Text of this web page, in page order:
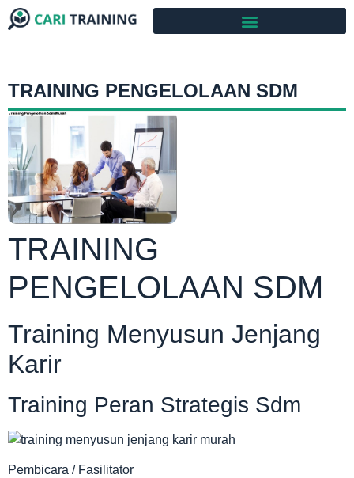
TRAINING PENGELOLAAN SDM
TRAINING
PENGELOLAAN SDM
Training Menyusun Jenjang
Karir
Training Peran Strategis Sdm
Pembicara / Fasilitator